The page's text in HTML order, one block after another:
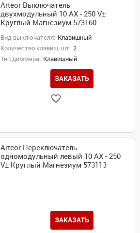
Arteor Выключатель
двухмодульный 10 AX - 250 V±
Круглый Магнезиум 573160
Вид выключателя: Клавишный
Количество клавиш, шт: 2
Тип диммера: Клавишный
ЗАКАЗАТЬ
Arteor Переключатель
одномодульный левый 10 AX - 250
V± Круглый Магнезиум 573113
ЗАКАЗАТЬ